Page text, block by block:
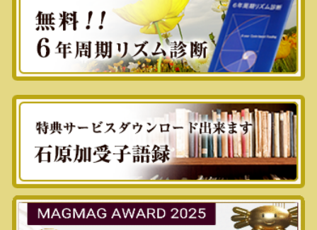
◇「苦しい親子関係」から抜け出
す方法（あさ出版）
親子関係を、現代の社会環境、過去の社会環
ら、鋭く切り込んでいますので、読み応えあ
ります。
親子関係だけでなく、自分をとりまく環境
に、どう対応するかという
対処法としても、非常に役に立つ、異色の作
品です。
※内容紹介する記事が出ています。